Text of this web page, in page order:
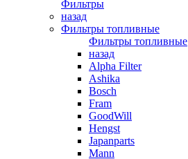
Фильтры
назад
Фильтры топливные
Фильтры топливные
назад
Alpha Filter
Ashika
Bosch
Fram
GoodWill
Hengst
Japanparts
Mann